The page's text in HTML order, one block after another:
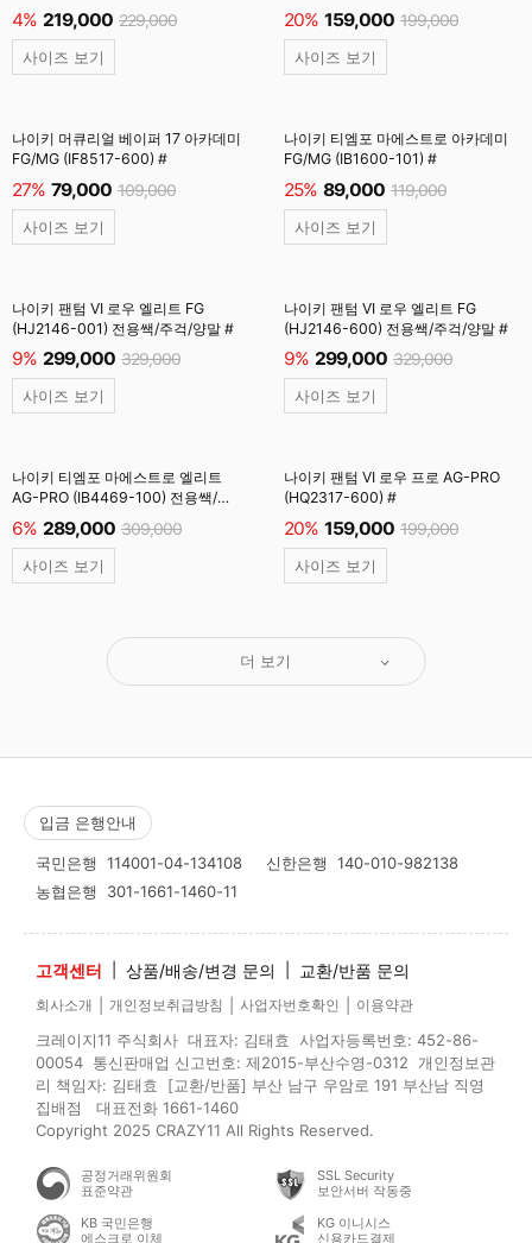
4% 219,000 229,000
사이즈 보기
20% 159,000 199,000
사이즈 보기
나이키 머큐리얼 베이퍼 17 아카데미
FG/MG (IF8517-600) #
27% 79,000 109,000
사이즈 보기
나이키 티엠포 마에스트로 아카데미
FG/MG (IB1600-101) #
25% 89,000 119,000
사이즈 보기
나이키 팬텀 VI 로우 엘리트 FG
(HJ2146-001) 전용쌕/주걱/양말 #
9% 299,000 329,000
사이즈 보기
나이키 팬텀 VI 로우 엘리트 FG
(HJ2146-600) 전용쌕/주걱/양말 #
9% 299,000 329,000
사이즈 보기
나이키 티엠포 마에스트로 엘리트
AG-PRO (IB4469-100) 전용쌕/
주걱/양말 #
6% 289,000 309,000
사이즈 보기
나이키 팬텀 VI 로우 프로 AG-PRO
(HQ2317-600) #
20% 159,000 199,000
사이즈 보기
더 보기
입금 은행안내
국민은행 114001-04-134108 신한은행 140-010-982138
농협은행 301-1661-1460-11
고객센터 상품/배송/변경 문의 교환/반품 문의
회사소개 개인정보취급방침 사업자번호확인 이용약관
크레이지11 주식회사 대표자: 김태효 사업자등록번호: 452-86-
00054 통신판매업 신고번호: 제2015-부산수영-0312 개인정보관
리 책임자: 김태효 [교환/반품] 부산 남구 우암로 191 부산남 직영
집배점 대표전화 1661-1460
Copyright 2025 CRAZY11 All Rights Reserved.
공정거래위원회
표준약관
SSL Security
보안서버 작동중
KB 국민은행
에스크로 이체
KG 이니시스
신용카드결제